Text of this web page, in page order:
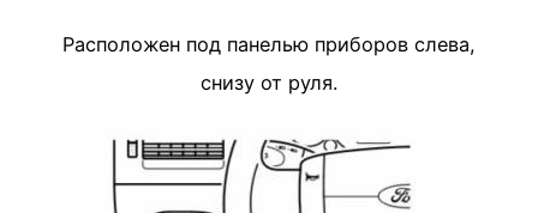
Расположен под панелью приборов слева,
снизу от руля.